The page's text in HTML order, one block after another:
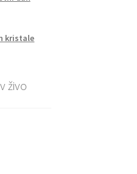
kristale
živo